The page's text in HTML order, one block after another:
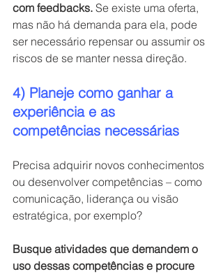
com feedbacks. Se existe uma oferta,
mas não há demanda para ela, pode
ser necessário repensar ou assumir os
riscos de se manter nessa direção.
4) Planeje como ganhar a
experiência e as
competências necessárias
Precisa adquirir novos conhecimentos
ou desenvolver competências – como
comunicação, liderança ou visão
estratégica, por exemplo?
Busque atividades que demandem o
uso dessas competências e procure